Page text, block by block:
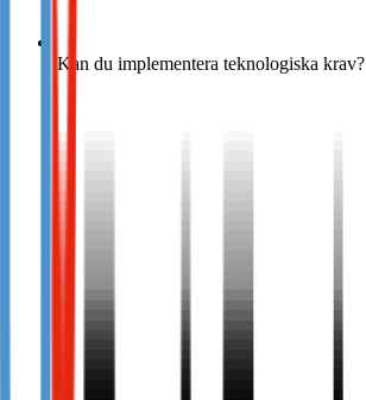
Kan du implementera teknologiska krav?